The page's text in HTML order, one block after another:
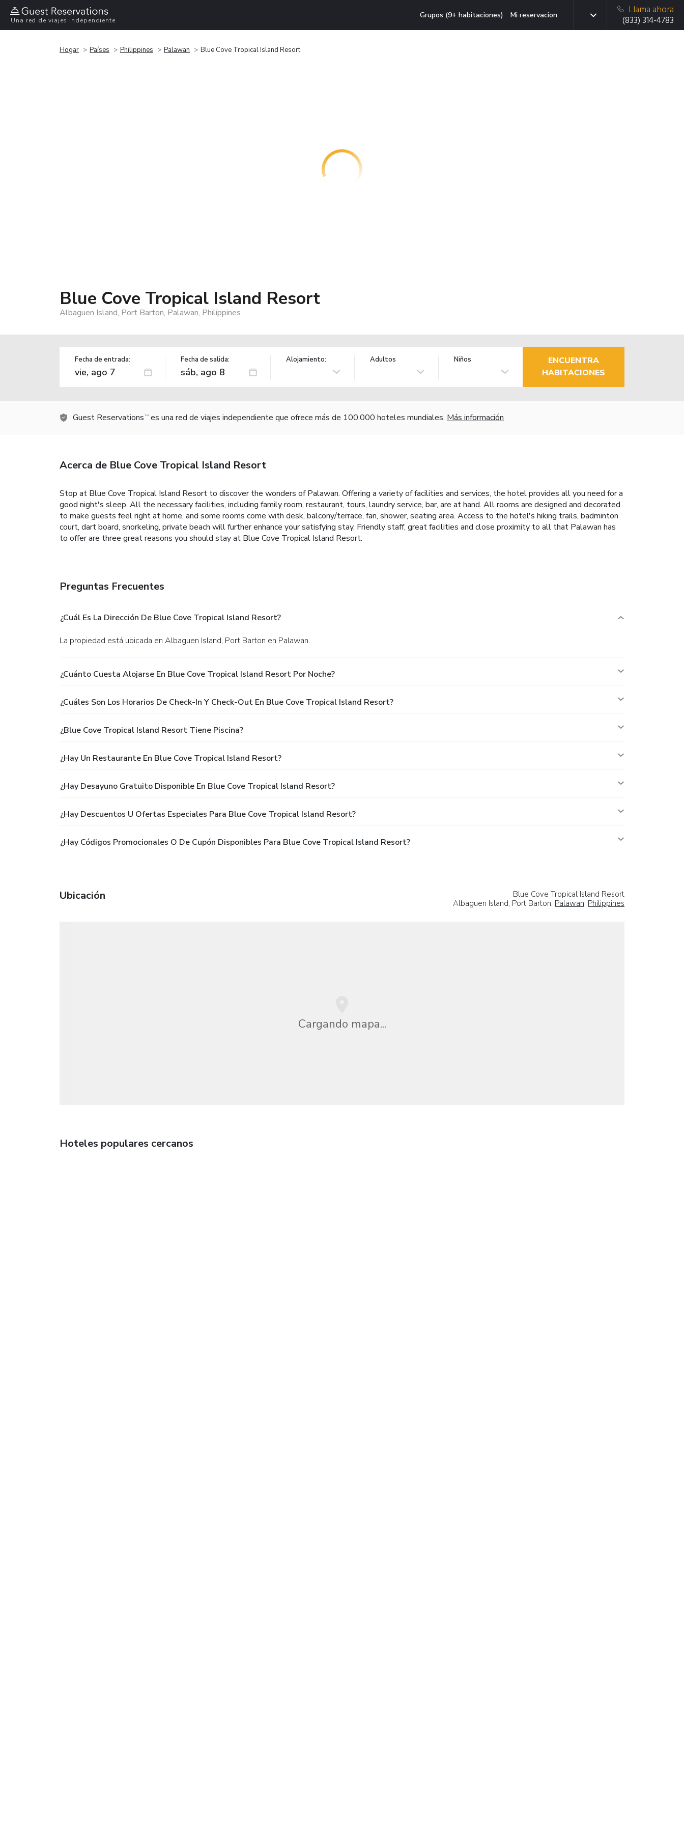
Una red de viajes independiente
Grupos (9+ habitaciones) Mi reservacion
Llama ahora
(833) 314-4783
Hogar Países Philippines Palawan Blue Cove Tropical Island Resort
Blue Cove Tropical Island Resort
Albaguen Island, Port Barton, Palawan, Philippines
Fecha de entrada: Fecha de salida: Alojamiento: Adultos Niños
ENCUENTRA
HABITACIONES
Guest Reservations TM es una red de viajes independiente que ofrece más de 100.000 hoteles mundiales. Más información
Acerca de Blue Cove Tropical Island Resort
Stop at Blue Cove Tropical Island Resort to discover the wonders of Palawan. Offering a variety of facilities and services, the hotel provides all you need for a
good night's sleep. All the necessary facilities, including family room, restaurant, tours, laundry service, bar, are at hand. All rooms are designed and decorated
to make guests feel right at home, and some rooms come with desk, balcony/terrace, fan, shower, seating area. Access to the hotel's hiking trails, badminton
court, dart board, snorkeling, private beach will further enhance your satisfying stay. Friendly staff, great facilities and close proximity to all that Palawan has
to offer are three great reasons you should stay at Blue Cove Tropical Island Resort.
Preguntas Frecuentes
¿Cuál Es La Dirección De Blue Cove Tropical Island Resort?
La propiedad está ubicada en Albaguen Island, Port Barton en Palawan.
¿Cuánto Cuesta Alojarse En Blue Cove Tropical Island Resort Por Noche?
¿Cuáles Son Los Horarios De Check-In Y Check-Out En Blue Cove Tropical Island Resort?
¿Blue Cove Tropical Island Resort Tiene Piscina?
¿Hay Un Restaurante En Blue Cove Tropical Island Resort?
¿Hay Desayuno Gratuito Disponible En Blue Cove Tropical Island Resort?
¿Hay Descuentos U Ofertas Especiales Para Blue Cove Tropical Island Resort?
¿Hay Códigos Promocionales O De Cupón Disponibles Para Blue Cove Tropical Island Resort?
Ubicación
Blue Cove Tropical Island Resort
Albaguen Island, Port Barton, Palawan, Philippines
Cargando mapa...
Hoteles populares cercanos